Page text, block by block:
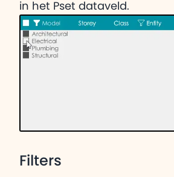
in het Pset dataveld.
Filters